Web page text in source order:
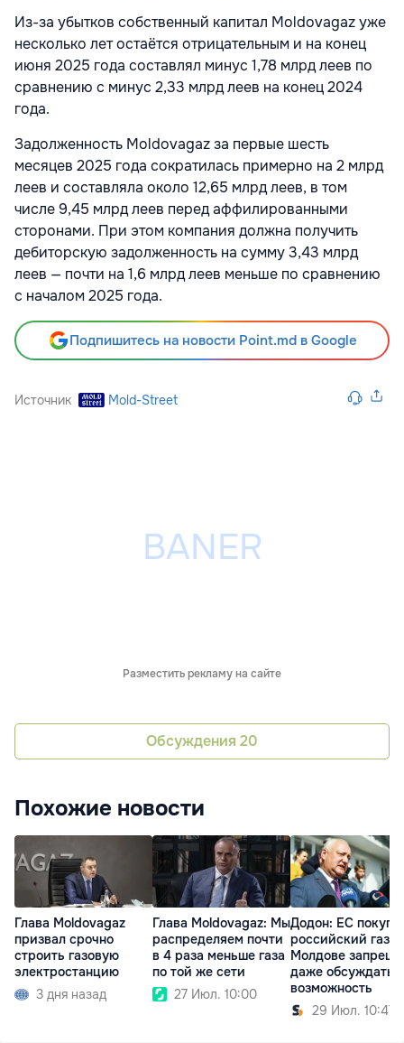
Из-за убытков собственный капитал Moldovagaz уже
несколько лет остаётся отрицательным и на конец
июня 2025 года составлял минус 1,78 млрд леев по
сравнению с минус 2,33 млрд леев на конец 2024
года.
Задолженность Moldovagaz за первые шесть
месяцев 2025 года сократилась примерно на 2 млрд
леев и составляла около 12,65 млрд леев, в том
числе 9,45 млрд леев перед аффилированными
сторонами. При этом компания должна получить
дебиторскую задолженность на сумму 3,43 млрд
леев — почти на 1,6 млрд леев меньше по сравнению
с началом 2025 года.
Подпишитесь на новости Point.md в Google
Источник Mold-Street
Разместить рекламу на сайте
Обсуждения 20
Похожие новости
Глава Moldovagaz
призвал срочно
строить газовую
электростанцию
3 дня назад
Глава Moldovagaz: Мы
распределяем почти
в 4 раза меньше газа
по той же сети
27 Июл. 10:00
Додон: ЕС
российский газ, а
Молдове
даже обсуждать
возможность
29 Июл. 10:47